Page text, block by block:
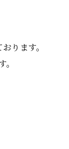
ります。